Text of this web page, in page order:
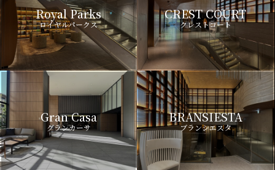
Royal Parks
ロイヤルパークス
CREST COURT
クレストコート
Gran Casa
グランカーサ
BRANSIESTA
ブランシエスタ